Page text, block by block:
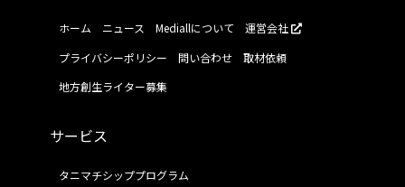
ホーム ニュース Mediallについて
運営会社
プライバシーポリシー
問い合わせ
取材依頼
地方創生ライター募集
サービス
タニマチシッププログラム